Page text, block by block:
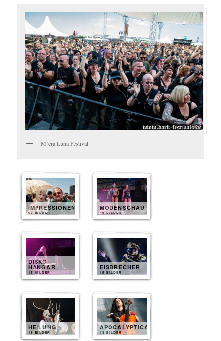
M’era Luna Festival
IMPRESSIONEN
65 BILDER
MODENSCHAU
40 BILDER
DISKO
HANGAR
15 BILDER
EISBRECHER
15 BILDER
HEILUNG
15 BILDER
APOCALYPTICA
13 BILDER